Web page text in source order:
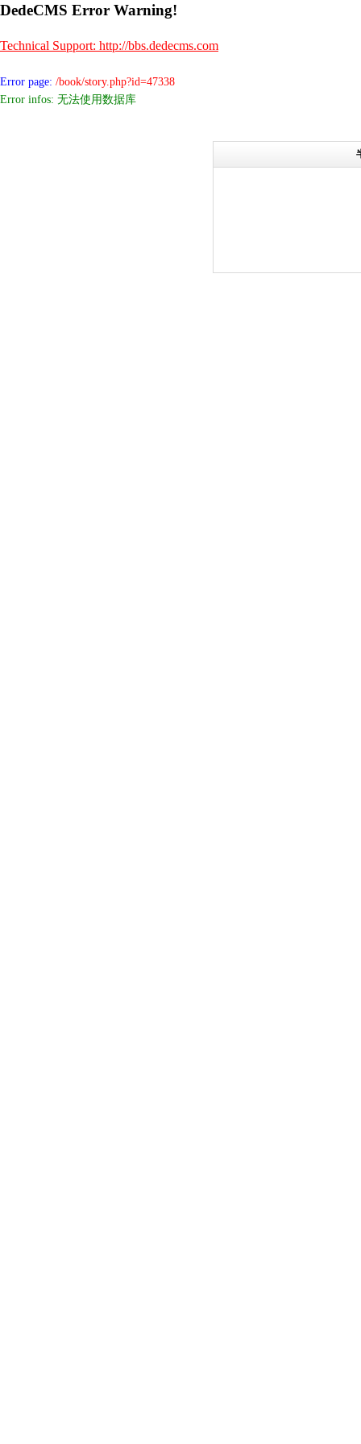
DedeCMS Error Warning!
Technical Support: http://bbs.dedecms.com
Error page: /book/story.php?id=47338
Error infos: 无法使用数据库